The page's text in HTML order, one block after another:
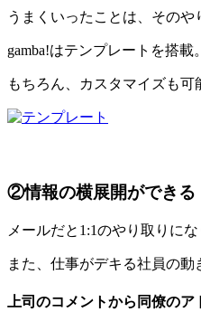
うまくいったことは、その
gamba!はテンプレートを搭
もちろん、カスタマイズも可
②情報の横展開ができる
メールだと1:1のやり取りに
また、仕事がデキる社員の動
上司のコメントから同僚のア